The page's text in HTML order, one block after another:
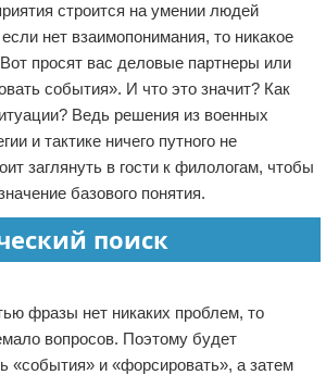
информации
строится на умении людей
нет взаимопонимания, то никакое
просят вас деловые партнеры или
события». И что это значит? Как
Ведь решения из военных
и тактике ничего путного не
заглянуть в гости к филологам, чтобы
базового понятия.
поиск
фразы нет никаких проблем, то
вопросов. Поэтому будет
«события» и «форсировать», а затем